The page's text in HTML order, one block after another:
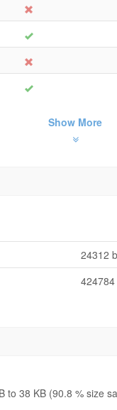
Show More
24312
to 38 KB (90.8 % size